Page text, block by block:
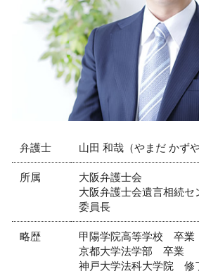
クレーマー 弁護士
労働問題 示談
知的財産権 侵害
会社 法務
交通事故 弁護士 相談 西宮市
労働問題 弁護士 相談 西宮市
企業法務 弁護士 相談 芦屋市
交通事故 弁護士 相談 大阪市
不動産トラブル 弁護士 相談
顧問弁護士 弁護士 相談 神戸
顧問弁護士 弁護士 相談 西宮
弁護士 山田 和哉（やまだ かずや
所属
大阪弁護士会
大阪弁護士会遺言相続セ
委員長
略歴
甲陽学院高等学校 卒業
京都大学法学部 卒業
神戸大学法科大学院 修